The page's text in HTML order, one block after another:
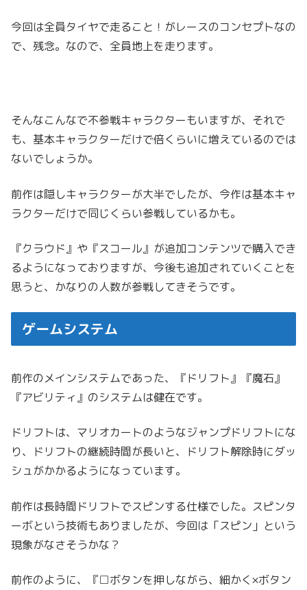
今回は全員タイヤで走ること！がレースのコンセプトなの
で、残念。なので、全員地上を走ります。
そんなこんなで不参戦キャラクターもいますが、それで
も、基本キャラクターだけで倍くらいに増えているのでは
ないでしょうか。
前作は隠しキャラクターが大半でしたが、今作は基本キャ
ラクターだけで同じくらい参戦しているかも。
『クラウド』や『スコール』が追加コンテンツで購入でき
るようになっておりますが、今後も追加されていくことを
思うと、かなりの人数が参戦してきそうです。
ゲームシステム
前作のメインシステムであった、『ドリフト』『魔石』
『アビリティ』のシステムは健在です。
ドリフトは、マリオカートのようなジャンプドリフトにな
り、ドリフトの継続時間が長いと、ドリフト解除時にダッ
シュがかかるようになっています。
前作は長時間ドリフトでスピンする仕様でした。スピンタ
ーボという技術もありましたが、今回は「スピン」という
現象がなさそうかな？
前作のように、『□ボタンを押しながら、細かく×ボタン